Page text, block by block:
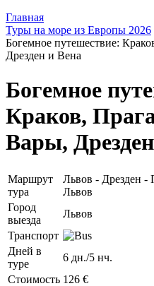
Главная
Туры на море из Европы 2026
Богемное путешествие:
Дрезден и Вена
Богемное
Краков,
Вары,
Маршрут
тура
Львов - Дрезден -
Львов
Город
выезда
Львов
Транспорт
Дней в
туре
6 дн./5 нч.
Стоимость 126 €